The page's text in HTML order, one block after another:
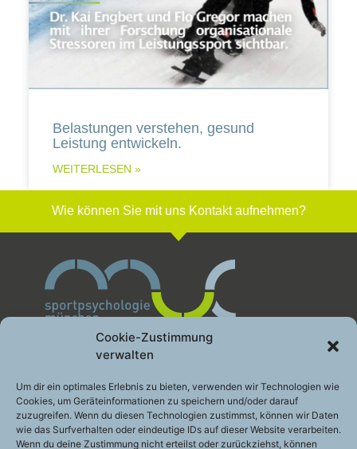
Cookie-Zustimmung
verwalten
Um dir ein optimales Erlebnis zu bieten, verwenden wir Technologien wie
Cookies, um Geräteinformationen zu speichern und/oder darauf
zuzugreifen. Wenn du diesen Technologien zustimmst, können wir Daten
wie das Surfverhalten oder eindeutige IDs auf dieser Website verarbeiten.
Wenn du deine Zustimmung nicht erteilst oder zurückziehst, können
Belastungen verstehen, gesund
Leistung entwickeln.
WEITERLESEN »
Wie können Sie mit uns Kontakt aufnehmen?
Sportpsychologie München GbR
Leistung gesund entwickeln
Engelhardstraße 10a
81369 München